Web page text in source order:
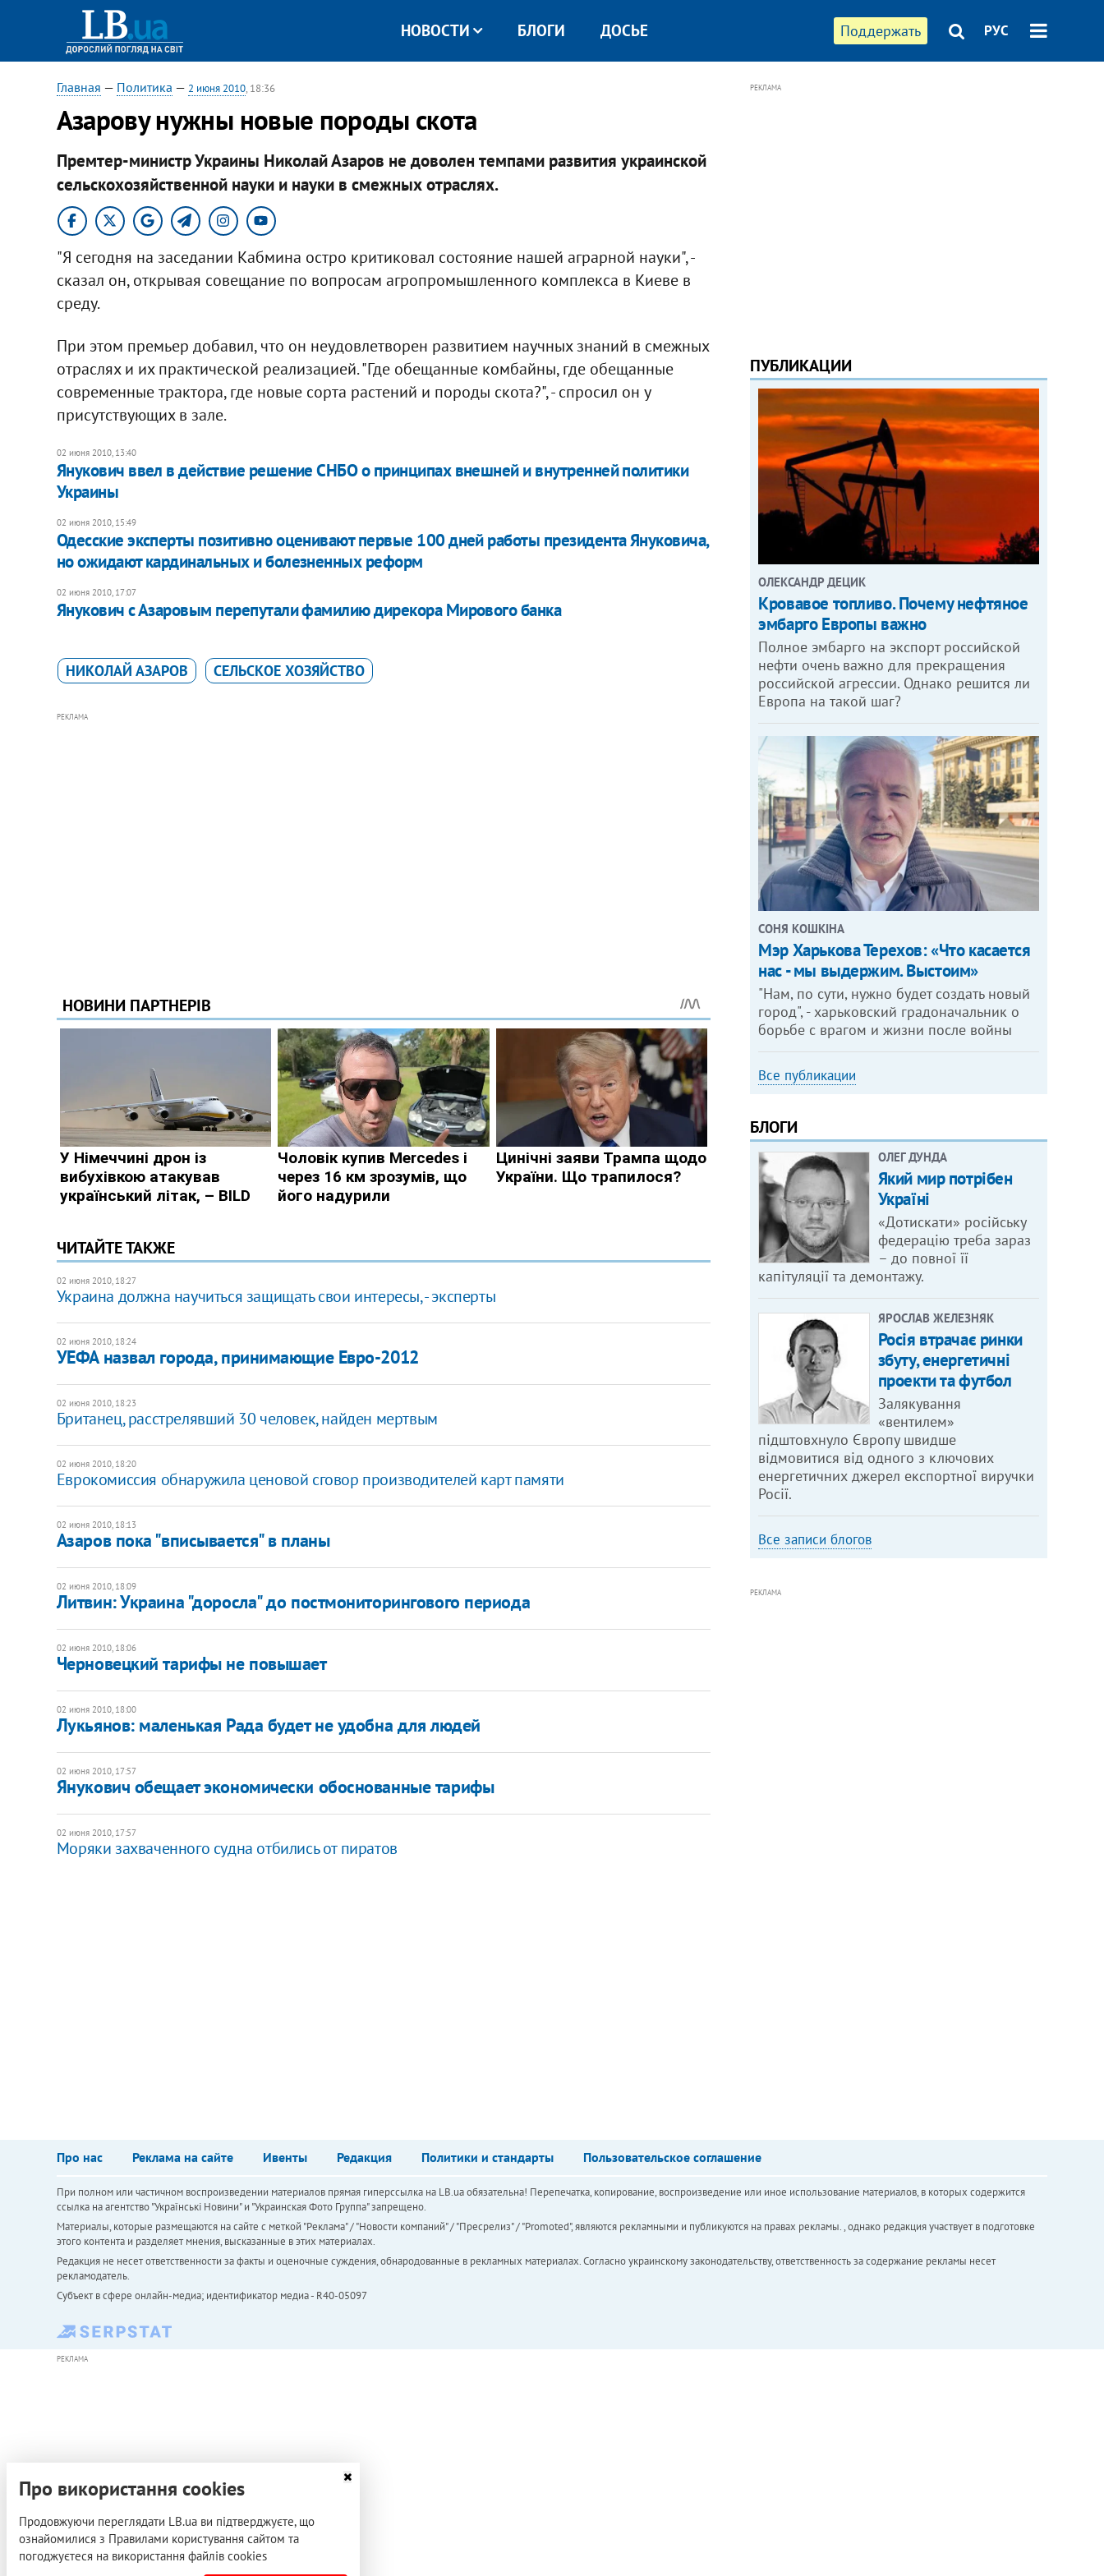
Поддержать РУС
НОВОСТИ БЛОГИ ДОСЬЕ
Главная — Политика — 2 июня 2010, 18:36
Азарову нужны новые породы скота
Премтер-министр Украины Николай Азаров не доволен темпами развития украинской
сельскохозяйственной науки и науки в смежных отраслях.
"Я сегодня на заседании Кабмина остро критиковал состояние нашей аграрной науки", -
сказал он, открывая совещание по вопросам агропромышленного комплекса в Киеве в
среду.
При этом премьер добавил, что он неудовлетворен развитием научных знаний в смежных
отраслях и их практической реализацией. "Где обещанные комбайны, где обещанные
современные трактора, где новые сорта растений и породы скота?", - спросил он у
присутствующих в зале.
02 июня 2010, 13:40
Янукович ввел в действие решение СНБО о принципах внешней и внутренней политики
Украины
02 июня 2010, 15:49
Одесские эксперты позитивно оценивают первые 100 дней работы президента Януковича,
но ожидают кардинальных и болезненных реформ
02 июня 2010, 17:07
Янукович с Азаровым перепутали фамилию дирекора Мирового банка
НИКОЛАЙ АЗАРОВ СЕЛЬСКОЕ ХОЗЯЙСТВО
РЕКЛАМА
ЧИТАЙТЕ ТАКЖЕ
02 июня 2010, 18:27
Украина должна научиться защищать свои интересы, - эксперты
02 июня 2010, 18:24
УЕФА назвал города, принимающие Евро-2012
02 июня 2010, 18:23
Британец, расстрелявший 30 человек, найден мертвым
02 июня 2010, 18:20
Еврокомиссия обнаружила ценовой сговор производителей карт памяти
02 июня 2010, 18:13
Азаров пока "вписывается" в планы
02 июня 2010, 18:09
Литвин: Украина "доросла" до постмониторингового периода
02 июня 2010, 18:06
Черновецкий тарифы не повышает
02 июня 2010, 18:00
Лукьянов: маленькая Рада будет не удобна для людей
02 июня 2010, 17:57
Янукович обещает экономически обоснованные тарифы
02 июня 2010, 17:57
Моряки захваченного судна отбились от пиратов
РЕКЛАМА
ПУБЛИКАЦИИ
ОЛЕКСАНДР ДЕЦИК
Кровавое топливо. Почему нефтяное
эмбарго Европы важно
Полное эмбарго на экспорт российской
нефти очень важно для прекращения
российской агрессии. Однако решится ли
Европа на такой шаг?
СОНЯ КОШКІНА
Мэр Харькова Терехов: «Что касается
нас - мы выдержим. Выстоим»
"Нам, по сути, нужно будет создать новый
город", - харьковский градоначальник о
борьбе с врагом и жизни после войны
Все публикации
БЛОГИ
ОЛЕГ ДУНДА
Який мир потрібен
Україні
«Дотискати» російську
федерацію треба зараз
– до повної її
капітуляції та демонтажу.
ЯРОСЛАВ ЖЕЛЕЗНЯК
Росія втрачає ринки
збуту, енергетичні
проекти та футбол
Залякування
«вентилем»
підштовхнуло Європу швидше
відмовитися від одного з ключових
енергетичних джерел експортної виручки
Росії.
Все записи блогов
РЕКЛАМА
Про нас Реклама на сайте Ивенты Редакция Политики и стандарты Пользовательское соглашение
При полном или частичном воспроизведении материалов прямая гиперссылка на LB.ua обязательна! Перепечатка, копирование, воспроизведение или иное использование материалов, в которых содержится
ссылка на агентство "Українськi Новини" и "Украинская Фото Группа" запрещено.
Материалы, которые размещаются на сайте с меткой "Реклама" / "Новости компаний" / "Пресрелиз" / "Promoted", являются рекламными и публикуются на правах рекламы. , однако редакция участвует в подготовке
этого контента и разделяет мнения, высказанные в этих материалах.
Редакция не несет ответственности за факты и оценочные суждения, обнародованные в рекламных материалах. Согласно украинскому законодательству, ответственность за содержание рекламы несет
рекламодатель.
Субъект в сфере онлайн-медиа; идентификатор медиа - R40-05097
РЕКЛАМА
Про використання cookies
Продовжуючи переглядати LB.ua ви підтверджуєте, що
ознайомилися з Правилами користування сайтом та
погоджуєтеся на використання файлів cookies